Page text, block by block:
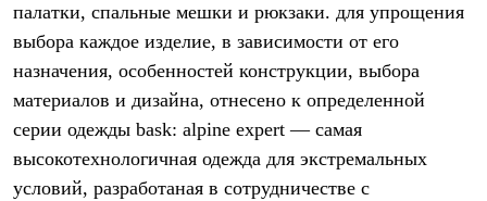
Термобелье
Теплое термобелье
Среднее термобелье
Легкое термобелье
Лёгкая одежда
Футболки
Рубашки
Толстовки
Брюки
палатки, спальные мешки и рюкзаки. для упрощения
выбора каждое изделие, в зависимости от его
назначения, особенностей конструкции, выбора
материалов и дизайна, отнесено к определенной
серии одежды bask: alpine expert — самая
высокотехнологичная одежда для экстремальных
условий, разработаная в сотрудничестве с